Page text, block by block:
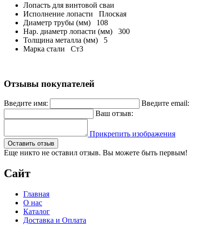
Лопасть для винтовой сваи
Исполнение лопасти
Плоская
Диаметр трубы (мм)
108
Нар. диаметр лопасти (мм)
300
Толщина металла (мм)
5
Марка стали
Ст3
Отзывы покупателей
Введите имя:
Введите email:
Ваш отзыв:
Прикрепить изображения
Оставить отзыв
Еще никто не оставил отзыв. Вы можете быть первым!
Сайт
Главная
О нас
Каталог
Доставка и Оплата